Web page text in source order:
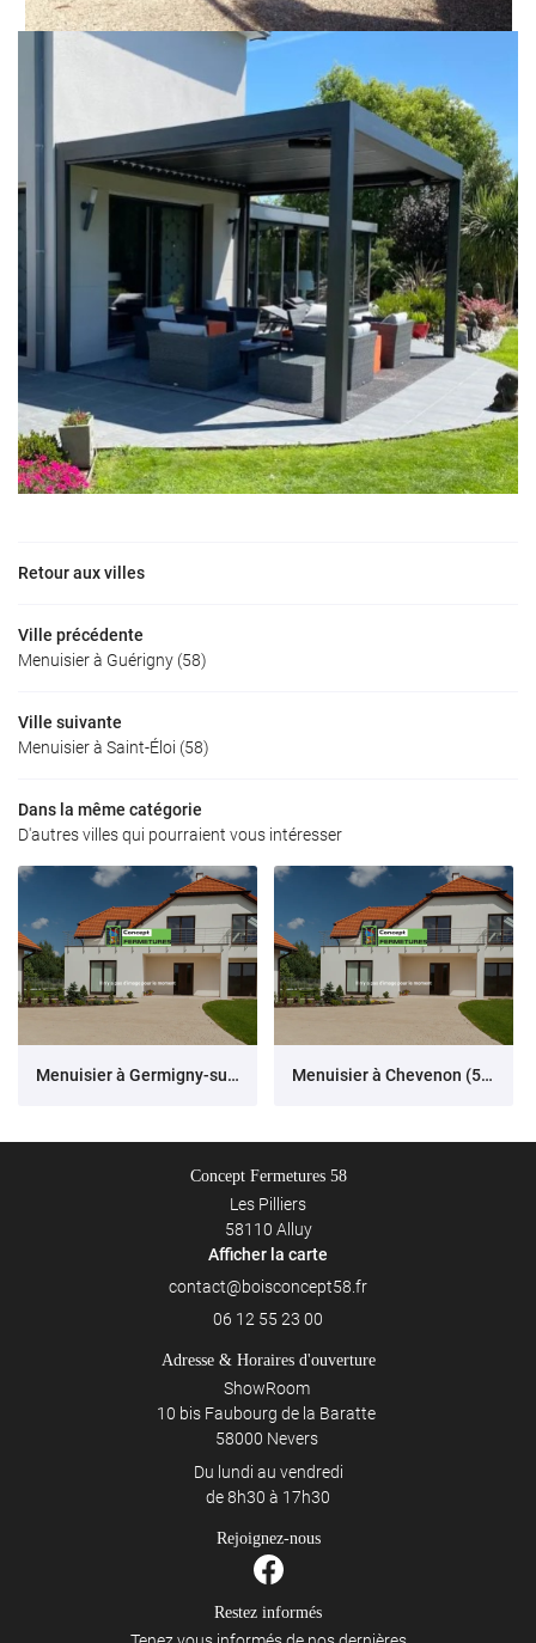
Retour aux villes
Ville précédente
Menuisier à Guérigny (58)
Ville suivante
Menuisier à Saint-Éloi (58)
Dans la même catégorie
D'autres villes qui pourraient vous intéresser
Menuisier à Germigny-sur-Loire (58) Menuisier à Chevenon (58)
Concept Fermetures 58
Les Pilliers
58110 Alluy
Afficher la carte
06 12 55 23 00
Adresse & Horaires d'ouverture
ShowRoom
10 bis Faubourg de la Baratte
58000 Nevers
Du lundi au vendredi
de 8h30 à 17h30
Rejoignez-nous
Restez informés